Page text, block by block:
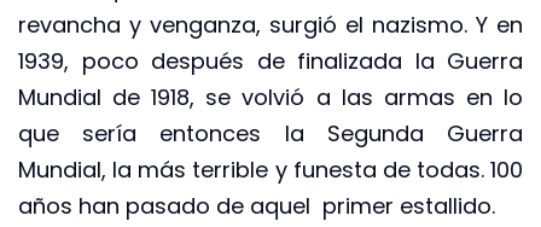
revancha y venganza, surgió el nazismo. Y en
1939, poco después de finalizada la Guerra
Mundial de 1918, se volvió a las armas en lo
que sería entonces la Segunda Guerra
Mundial, la más terrible y funesta de todas. 100
años han pasado de aquel primer estallido.